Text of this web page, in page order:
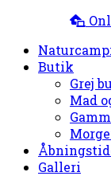
Butik
Grej
Mad
Galleri